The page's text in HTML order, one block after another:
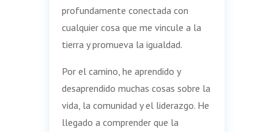
profundamente conectada con
cualquier cosa que me vincule a la
tierra y promueva la igualdad.
Por el camino, he aprendido y
desaprendido muchas cosas sobre la
vida, la comunidad y el liderazgo. He
llegado a comprender que la